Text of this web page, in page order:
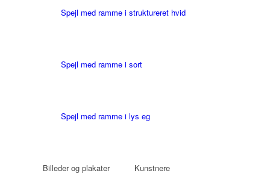
Spejl med ramme i struktureret hvid
Spejl med ramme i sort
Spejl med ramme i lys eg
Billeder og plakater Kunstnere